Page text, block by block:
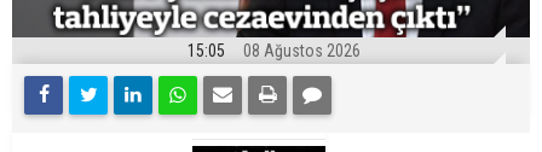
15:05 08 Ağustos 2026